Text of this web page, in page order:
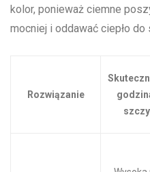
kolor, ponieważ ciemne
mocniej i oddawać ciepło
Rozwiązanie